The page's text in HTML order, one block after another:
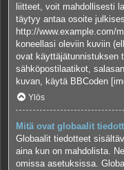
liitteet, voit mahdollisesti
täytyy antaa osoite
http://www.example.com/
koneellasi oleviin kuviin
ovat käyttäjätunnistuksen
sähköpostilaatikot,
kuvan, käytä BBCoden
Ylös
Mitä ovat globaalit
Globaalit tiedotteet
aina kun on mahdolista.
omissa asetuksissa.